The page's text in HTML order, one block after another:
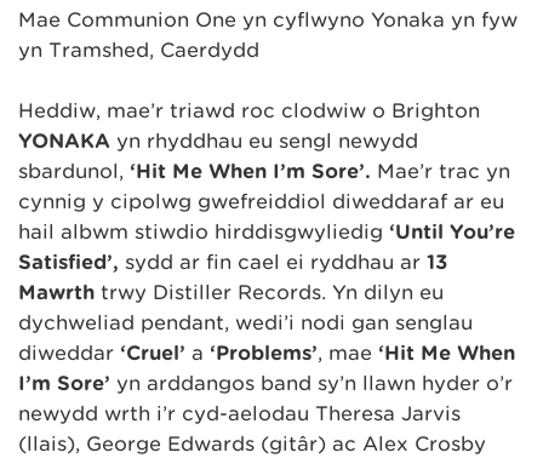
Mae Communion One yn cyflwyno Yonaka yn fyw
yn Tramshed, Caerdydd
Heddiw, mae’r triawd roc clodwiw o Brighton
YONAKA yn rhyddhau eu sengl newydd
sbardunol, ‘Hit Me When I’m Sore’. Mae’r trac yn
cynnig y cipolwg gwefreiddiol diweddaraf ar eu
hail albwm stiwdio hirddisgwyliedig ‘Until You’re
Satisfied’, sydd ar fin cael ei ryddhau ar 13
Mawrth trwy Distiller Records. Yn dilyn eu
dychweliad pendant, wedi’i nodi gan senglau
diweddar ‘Cruel’ a ‘Problems’, mae ‘Hit Me When
I’m Sore’ yn arddangos band sy’n llawn hyder o’r
newydd wrth i’r cyd-aelodau Theresa Jarvis
(llais), George Edwards (gitâr) ac Alex Crosby